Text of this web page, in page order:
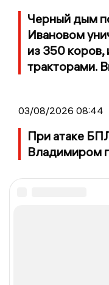
Черный дым
Ивановом
из 350 коров,
тракторами.
03/08/2026 08:44
При атаке
Владимиром